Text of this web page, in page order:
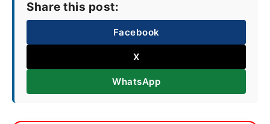
Share this post:
Facebook
X
WhatsApp